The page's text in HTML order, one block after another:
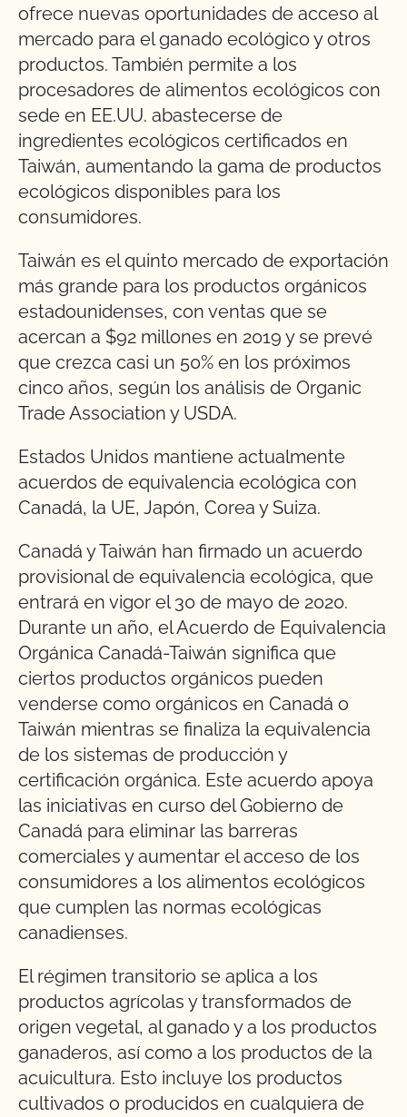
ofrece nuevas oportunidades de acceso al
mercado para el ganado ecológico y otros
productos. También permite a los
procesadores de alimentos ecológicos con
sede en EE.UU. abastecerse de
ingredientes ecológicos certificados en
Taiwán, aumentando la gama de productos
ecológicos disponibles para los
consumidores.
Taiwán es el quinto mercado de exportación
más grande para los productos orgánicos
estadounidenses, con ventas que se
acercan a $92 millones en 2019 y se prevé
que crezca casi un 50% en los próximos
cinco años, según los análisis de Organic
Trade Association y USDA.
Estados Unidos mantiene actualmente
acuerdos de equivalencia ecológica con
Canadá, la UE, Japón, Corea y Suiza.
Canadá y Taiwán han firmado un acuerdo
provisional de equivalencia ecológica, que
entrará en vigor el 30 de mayo de 2020.
Durante un año, el Acuerdo de Equivalencia
Orgánica Canadá-Taiwán significa que
ciertos productos orgánicos pueden
venderse como orgánicos en Canadá o
Taiwán mientras se finaliza la equivalencia
de los sistemas de producción y
certificación orgánica. Este acuerdo apoya
las iniciativas en curso del Gobierno de
Canadá para eliminar las barreras
comerciales y aumentar el acceso de los
consumidores a los alimentos ecológicos
que cumplen las normas ecológicas
canadienses.
El régimen transitorio se aplica a los
productos agrícolas y transformados de
origen vegetal, al ganado y a los productos
ganaderos, así como a los productos de la
acuicultura. Esto incluye los productos
cultivados o producidos en cualquiera de